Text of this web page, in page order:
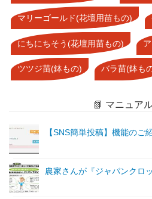
マリーゴールド(花壇用苗もの)
にちにちそう(花壇用苗もの)
ツツジ苗(鉢もの) バラ苗(鉢も
📗 マニュア
【SNS簡単投稿】機能のご
農家さんが『ジャパンクロ